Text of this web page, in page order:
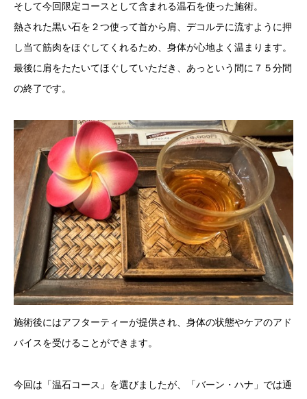
そして今回限定コースとして含まれる温石を使った施術。
熱された黒い石を２つ使って首から肩、デコルテに流すように押
し当て筋肉をほぐしてくれるため、身体が心地よく温まります。
最後に肩をたたいてほぐしていただき、あっという間に７５分間
の終了です。
施術後にはアフターティーが提供され、身体の状態やケアのアド
バイスを受けることができます。
今回は「温石コース」を選びましたが、「バーン・ハナ」では通